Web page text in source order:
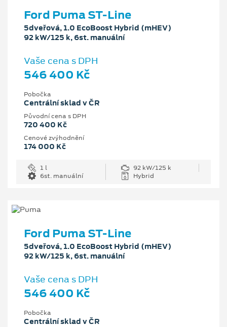
Ford Puma ST-Line
5dveřová, 1.0 EcoBoost Hybrid (mHEV)
92 kW/125 k, 6st. manuální
Vaše cena s DPH
546 400 Kč
Pobočka
Centrální sklad v ČR
Původní cena s DPH
720 400 Kč
Cenové zvýhodnění
174 000 Kč
1 l
92 kW/125 k
6st. manuální
Hybrid
Ford Puma ST-Line
5dveřová, 1.0 EcoBoost Hybrid (mHEV)
92 kW/125 k, 6st. manuální
Vaše cena s DPH
546 400 Kč
Pobočka
Centrální sklad v ČR